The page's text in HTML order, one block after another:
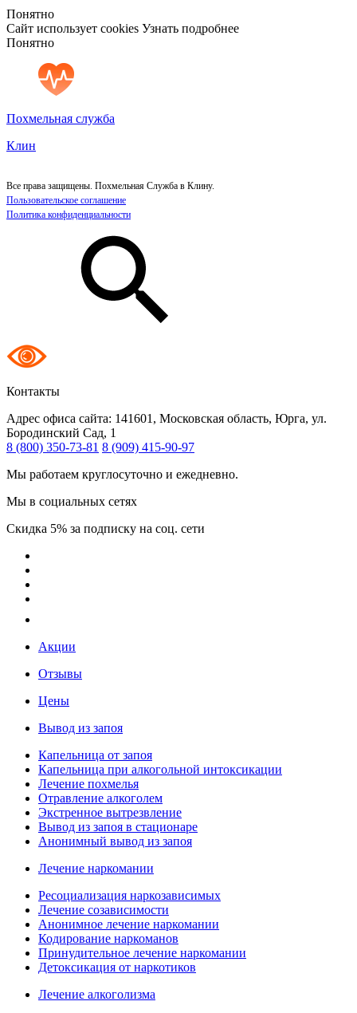
Понятно
Сайт использует cookies Узнать подробнее
Понятно
Похмельная служба
Клин
Все права защищены. Похмельная Служба в Клину.
Пользовательское соглашение
Политика конфиденциальности
Контакты
Адрес офиса сайта: 141601, Московская область, Юрга, ул.
Бородинский Сад, 1
8 (800) 350-73-81 8 (909) 415-90-97
Мы работаем круглосуточно и ежедневно.
Мы в социальных сетях
Скидка 5% за подписку на соц. сети
Акции
Отзывы
Цены
Вывод из запоя
Капельница от запоя
Капельница при алкогольной интоксикации
Лечение похмелья
Отравление алкоголем
Экстренное вытрезвление
Вывод из запоя в стационаре
Анонимный вывод из запоя
Лечение наркомании
Ресоциализация наркозависимых
Лечение созависимости
Анонимное лечение наркомании
Кодирование наркоманов
Принудительное лечение наркомании
Детоксикация от наркотиков
Лечение алкоголизма